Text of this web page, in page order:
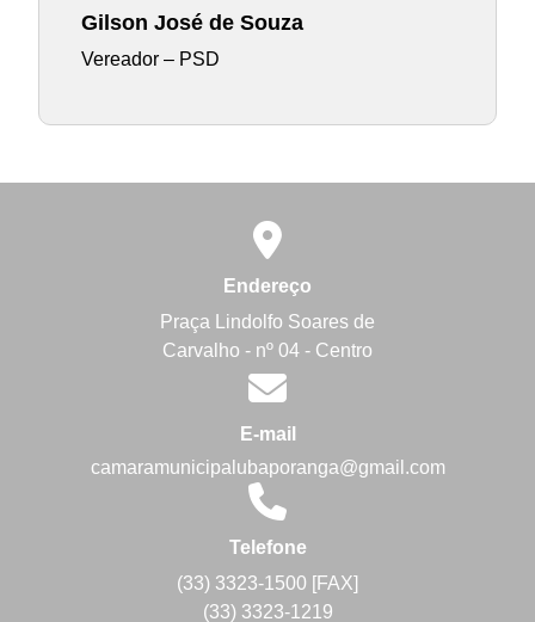
Gilson José de Souza
Vereador – PSD
Endereço
Praça Lindolfo Soares de
Carvalho - nº 04 - Centro
E-mail
camaramunicipalubaporanga@gmail.com
Telefone
(33) 3323-1500 [FAX]
(33) 3323-1219